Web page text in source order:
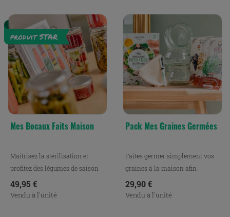
Mes Bocaux Faits Maison
Maîtrisez la stérilisation et
profitez des légumes de saison
pour préparer de...
Prix
49,95 €
Vendu à l'unité
Pack Mes Graines Germées
Faites germer simplement vos
graines à la maison afin
d'agrémenter vos plats et...
Prix
29,90 €
Vendu à l'unité